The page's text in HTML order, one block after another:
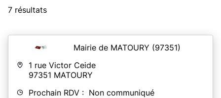
7 résultats
Mairie de MATOURY (97351)
1 rue Victor Ceide
97351 MATOURY
Prochain RDV : Non communiqué